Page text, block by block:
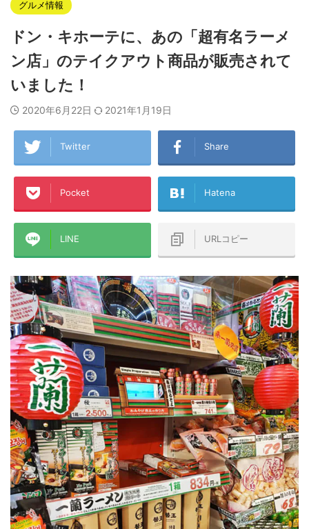
グルメ情報
ドン・キホーテに、あの「超有名ラーメ
ン店」のテイクアウト商品が販売されて
いました！
2020年6月22日 2021年1月19日
Twitter Share
Pocket Hatena
LINE URLコピー